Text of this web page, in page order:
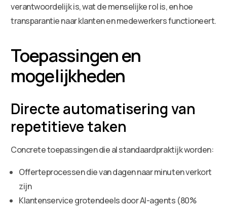
verantwoordelijk is, wat de menselijke rol is, en hoe
transparantie naar klanten en medewerkers functioneert.
Toepassingen en
mogelijkheden
Directe automatisering van
repetitieve taken
Concrete toepassingen die al standaardpraktijk worden:
Offerteprocessen die van dagen naar minuten verkort
zijn
Klantenservice grotendeels door AI-agents (80%